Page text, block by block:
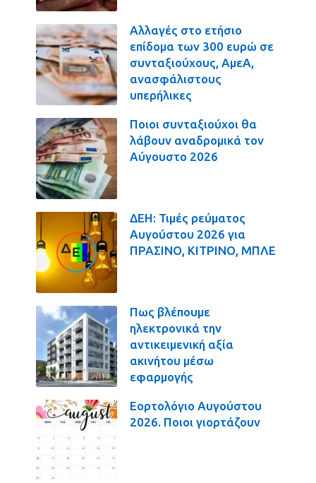
Αλλαγές στο ετήσιο
επίδομα των 300 ευρώ σε
συνταξιούχους, ΑμεΑ,
ανασφάλιστους
υπερήλικες
Ποιοι συνταξιούχοι θα
λάβουν αναδρομικά τον
Αύγουστο 2026
ΔΕΗ: Τιμές ρεύματος
Αυγούστου 2026 για
ΠΡΑΣΙΝΟ, ΚΙΤΡΙΝΟ, ΜΠΛΕ
Πως βλέπουμε
ηλεκτρονικά την
αντικειμενική αξία
ακινήτου μέσω
εφαρμογής
Εορτολόγιο Αυγούστου
2026. Ποιοι γιορτάζουν